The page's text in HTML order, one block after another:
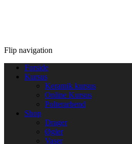
Flip navigation
Forside
Kursus
Keramik kursus
Online Kursus
Polterarbend
Shop
Drager
Øgler
Vaser